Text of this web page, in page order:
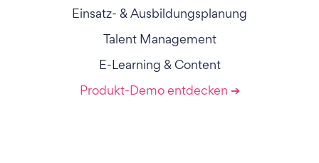
Einsatz- & Ausbildungsplanung
Talent Management
E-Learning & Content
Produkt-Demo entdecken ➔